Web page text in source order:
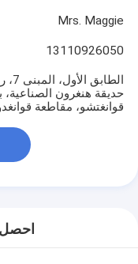
Mrs. Maggie
13110926050
حديقة هنغرون الصناعية،
قوانغتشو، مقاطعة